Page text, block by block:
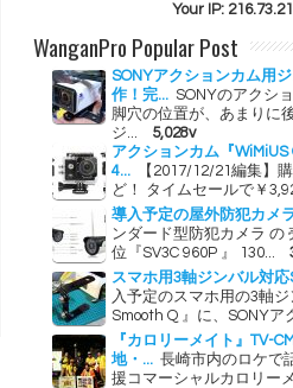
Your IP:
WanganPro Popular Post
SONYアクションカム用
作！完... SONYのアクシ
脚穴の位置が、あまりに
ジ... 5,028v
アクションカム『WiMiUS
4... 【2017/12/21編集】
ど！ タイムセールで￥
導入予定の屋外防犯カメ
ンダード型防犯カメラ の
位『SV3C 960P 』 130...
スマホ用3軸ジンバル対応
入予定のスマホ用の3軸
Smooth Q 』に、SONY
『カロリーメイト』TV-
地・... 長崎市内のロケで
援コマーシャルカロリー